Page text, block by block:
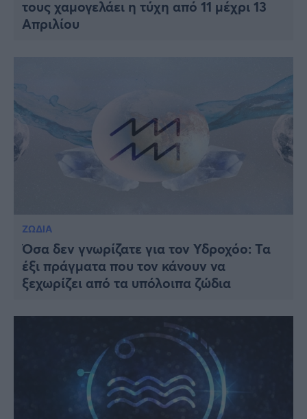
τους χαμογελάει η τύχη από 11 μέχρι 13
Απριλίου
ΖΩΔΙΑ
Όσα δεν γνωρίζατε για τον Υδροχόο: Τα
έξι πράγματα που τον κάνουν να
ξεχωρίζει από τα υπόλοιπα ζώδια